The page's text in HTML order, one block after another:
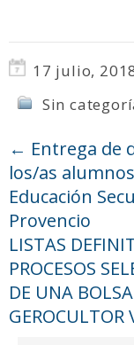
17 julio,
Sin
← Entrega de
los/as
Educación
Provencio
LISTAS
PROCESOS
DE UNA
GEROCULTOR